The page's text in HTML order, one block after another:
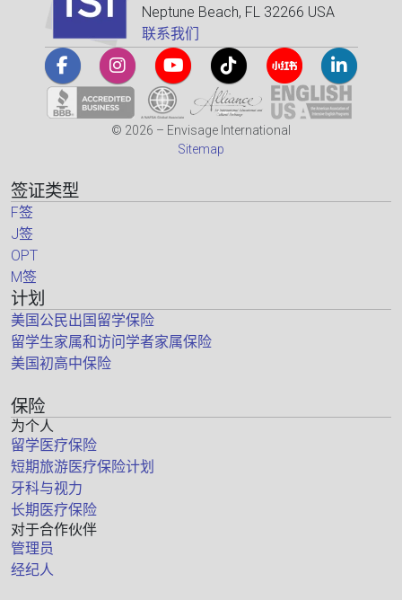
Neptune Beach, FL 32266 USA
联系我们
© 2026 – Envisage International
Sitemap
签证类型
F签
J签
OPT
M签
计划
美国公民出国留学保险
留学生家属和访问学者家属保险
美国初高中保险
保险
为个人
留学医疗保险
短期旅游医疗保险计划
牙科与视力
长期医疗保险
对于合作伙伴
管理员
经纪人